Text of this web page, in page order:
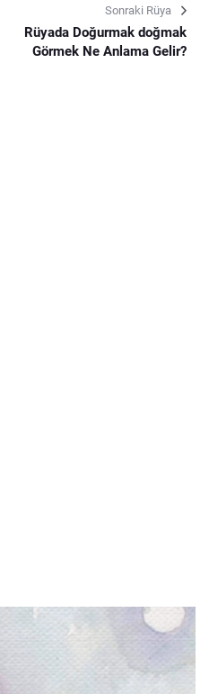
Sonraki Rüya
Rüyada Doğurmak doğmak
Görmek Ne Anlama Gelir?